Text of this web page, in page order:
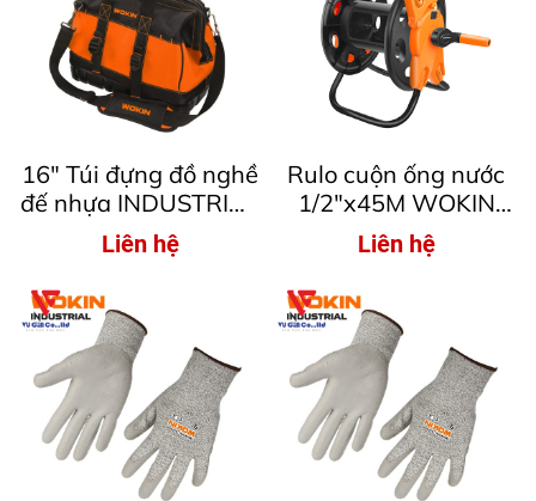
16″ Túi đựng đồ nghề
đế nhựa INDUSTRIAL
Wokin 906216
Liên hệ
Rulo cuộn ống nước
1/2″x45M WOKIN
574045
Liên hệ